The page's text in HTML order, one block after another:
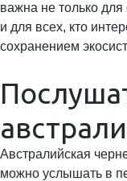
важна не только
и для всех, кто
сохранением
Австралийская
можно услышать в